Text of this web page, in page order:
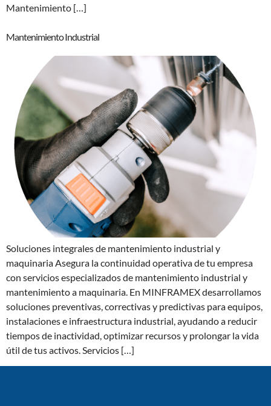
Mantenimiento […]
Mantenimiento Industrial
Soluciones integrales de mantenimiento industrial y
maquinaria Asegura la continuidad operativa de tu empresa
con servicios especializados de mantenimiento industrial y
mantenimiento a maquinaria. En MINFRAMEX desarrollamos
soluciones preventivas, correctivas y predictivas para equipos,
instalaciones e infraestructura industrial, ayudando a reducir
tiempos de inactividad, optimizar recursos y prolongar la vida
útil de tus activos. Servicios […]